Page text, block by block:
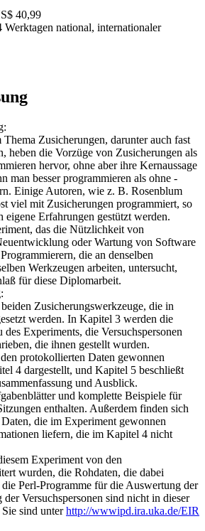
40,99
Werktagen national, internationaler
Zusicherungen, darunter auch fast
heben die Vorzüge von Zusicherungen als
hervor, ohne aber ihre Kernaussage
man besser programmieren als ohne -
Einige Autoren, wie z. B. Rosenblum
viel mit Zusicherungen programmiert, so
eigene Erfahrungen gestützt werden.
das die Nützlichkeit von
oder Wartung von Software
die an denselben
Werkzeugen arbeiten, untersucht,
für diese Diplomarbeit.
Zusicherungswerkzeuge, die in
werden. In Kapitel 3 werden die
Experiments, die Versuchspersonen
die ihnen gestellt wurden.
protokollierten Daten gewonnen
4 dargestellt, und Kapitel 5 beschließt
und Ausblick.
und komplette Beispiele für
enthalten. Außerdem finden sich
die im Experiment gewonnen
liefern, die im Kapitel 4 nicht
Experiment von den
wurden, die Rohdaten, die dabei
Perl-Programme für die Auswertung der
Versuchspersonen sind nicht in dieser
sind unterhttp://wwwipd.ira.uka.de/EIR